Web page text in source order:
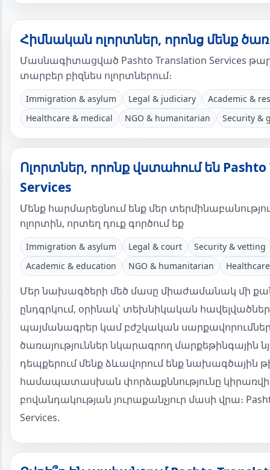
Հիմնական ոլորտներ, որոնց մենք
Մասնագիտացված Pashto Translation Services
տարբեր բիզնես ոլորտներում։
Immigration & asylum Legal & judiciary
Academic &
Healthcare & medical
NGO & humanitarian Security &
Ոլորտներ, որոնք վստահում են
Services
Մենք հարմարեցնում ենք մեր
ոլորտին, որտեղ դուք գործում եք
Immigration & asylum Legal & court
Security & vetting
Academic & education
NGO & humanitarian
Մեր նախագծերի մեծ մասը միաժամանակ մի
ընդգրկում, օրինակ՝ տեխնիկական
պայմանագրեր կամ բժշկական
ծառայություններ նկարագրող մարքեթինգային
դեպքերում մենք ձևավորում ենք նախագծային
համապատասխան փորձաքննությունը կիրառվի
բովանդակության յուրաքանչյուր մասի վրա։
Services.